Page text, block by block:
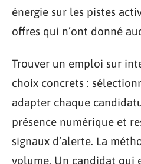
énergie sur les pistes
offres qui n’ont donné
Trouver un emploi sur
choix concrets :
adapter chaque
présence numérique et
signaux d’alerte. La
volume. Un candidat qui